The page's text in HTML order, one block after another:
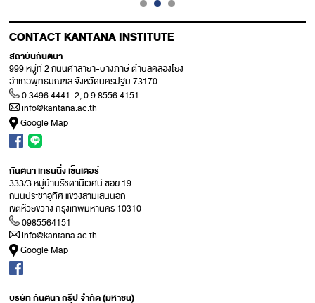
CONTACT KANTANA INSTITUTE
สถาบันกันตนา
999 หมู่ที่ 2 ถนนศาลายา-บางภาษี ตำบลคลองโยง
อำเภอพุทธมณฑล จังหวัดนครปฐม 73170
0 3496 4441-2, 0 9 8556 4151
info@kantana.ac.th
Google Map
กันตนา เทรนนิ่ง เซ็นเตอร์
333/3 หมู่บ้านรัชดานิเวศน์ ซอย 19
ถนนประชาอุทิศ แขวงสามเสนนอก
เขตห้วยขวาง กรุงเทพมหานคร 10310
0985564151
info@kantana.ac.th
Google Map
บริษัท กันตนา กรุ๊ป จำกัด (มหาชน)